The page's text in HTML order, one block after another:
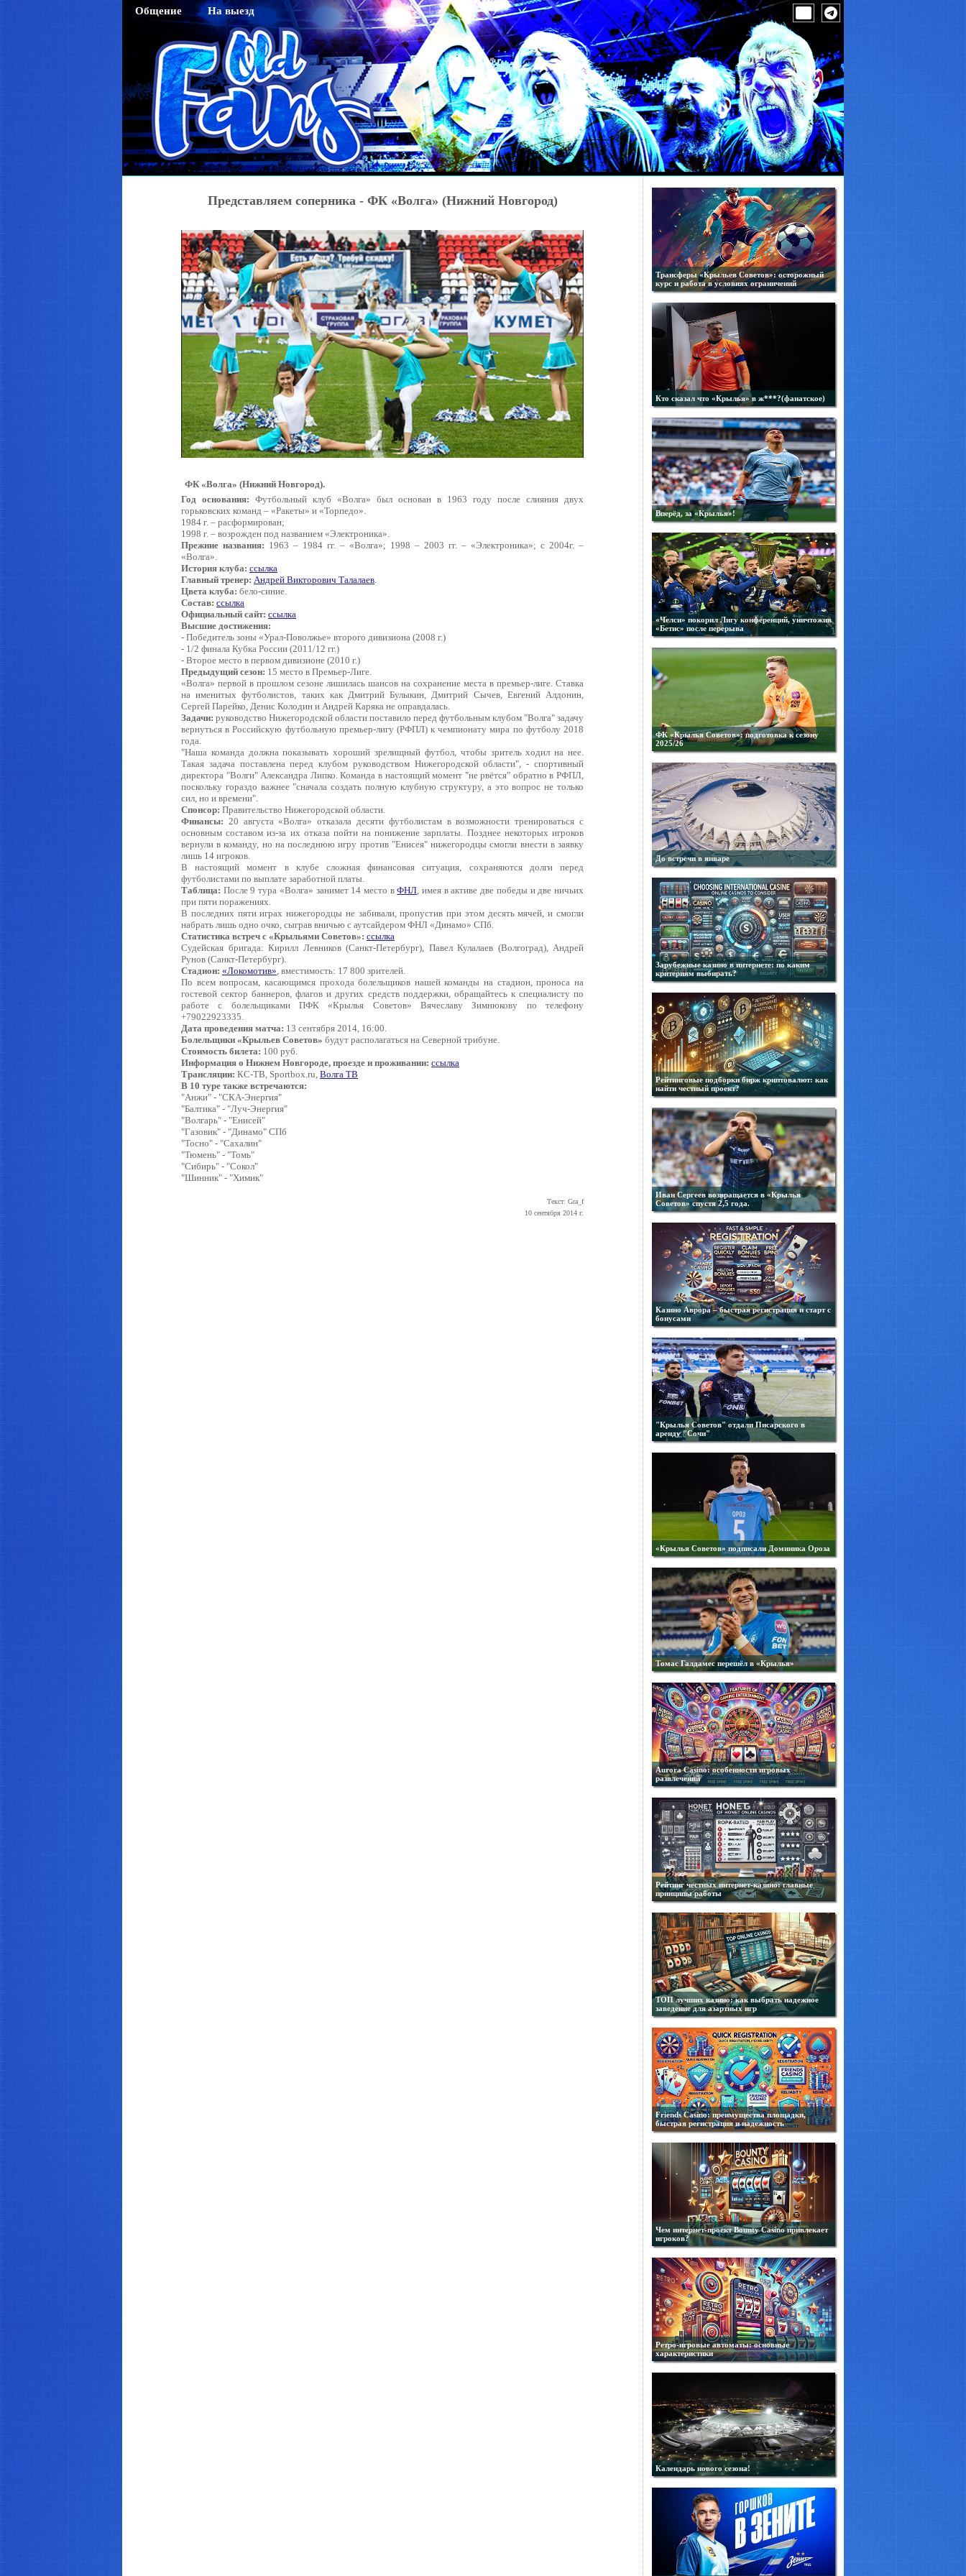
Общение
Гостевая
Регистрация
Активация кода sms
Смена пароля
Редактирование профайла
На выезд
Саратов
Тихвин
Новосибирск
Махачкала
Нижний Новгород
Оренбург
Хабаровск
Томск
Тюмень
Ярославль
Калининград
Астрахань
Представляем соперника - ФК «Волга» (Нижний Новгород)
ФК «Волга» (Нижний Новгород).
Год основания: Футбольный клуб «Волга» был основан в 1963 году после слияния двух
горьковских команд – «Ракеты» и «Торпедо».
1984 г. – расформирован;
1998 г. – возрожден под названием «Электроника».
Прежние названия: 1963 – 1984 гг. – «Волга»; 1998 – 2003 гг. – «Электроника»; с 2004г. –
«Волга».
История клуба: ссылка
Главный тренер: Андрей Викторович Талалаев
Цвета клуба: бело-синие.
Состав: ссылка
Официальный сайт: ссылка
Высшие достижения:
- Победитель зоны «Урал-Поволжье» второго дивизиона (2008 г.)
- 1/2 финала Кубка России (2011/12 гг.)
- Второе место в первом дивизионе (2010 г.)
Предыдущий сезон: 15 место в Премьер-Лиге.
«Волга» первой в прошлом сезоне лишилась шансов на сохранение места в премьер-лиге. Ставка
на именитых футболистов, таких как Дмитрий Булыкин, Дмитрий Сычев, Евгений Алдонин,
Сергей Парейко, Денис Колодин и Андрей Каряка не оправдалась.
Задачи: руководство Нижегородской области поставило перед футбольным клубом "Волга" задачу
вернуться в Российскую футбольную премьер-лигу (РФПЛ) к чемпионату мира по футболу 2018
года.
"Наша команда должна показывать хороший зрелищный футбол, чтобы зритель ходил на нее.
Такая задача поставлена перед клубом руководством Нижегородской области", - спортивный
директора "Волги" Александра Липко. Команда в настоящий момент "не рвётся" обратно в РФПЛ,
поскольку гораздо важнее "сначала создать полную клубную структуру, а это вопрос не только
сил, но и времени".
Спонсор: Правительство Нижегородской области.
Финансы: 20 августа «Волга» отказала десяти футболистам в возможности тренироваться с
основным составом из-за их отказа пойти на понижение зарплаты. Позднее некоторых игроков
вернули в команду, но на последнюю игру против "Енисея" нижегородцы смогли внести в заявку
лишь 14 игроков.
В настоящий момент в клубе сложная финансовая ситуация, сохраняются долги перед
футболистами по выплате заработной платы.
Таблица: После 9 тура «Волга» занимет 14 место вФНЛ , имея в активе две победы и две ничьих
при пяти поражениях.
В последних пяти играх нижегородцы не забивали, пропустив при этом десять мячей, и смогли
набрать лишь одно очко, сыграв вничью с аутсайдером ФНЛ «Динамо» СПб.
Статистика встреч с «Крыльями Советов»: ссылка
Судейская бригада: Кирилл Левников (Санкт-Петербург), Павел Кулалаев (Волгоград), Андрей
Рунов (Санкт-Петербург).
Стадион: «Локомотив» , вместимость: 17 800 зрителей.
По всем вопросам, касающимся прохода болельщиков нашей команды на стадион, проноса на
гостевой сектор баннеров, флагов и других средств поддержки, обращайтесь к специалисту по
работе с болельщиками ПФК «Крылья Советов» Вячеславу Зимнюкову по телефону
+79022923335.
Дата проведения матча: 13 сентября 2014, 16:00.
Болельщики «Крыльев Советов» будут располагаться на Северной трибуне.
Стоимость билета: 100 руб.
Информация о Нижнем Новгороде, проезде и проживании: ссылка
Трансляции: КС-ТВ, Sportbox.ru, Волга ТВ
В 10 туре также встречаются:
"Анжи" - "СКА-Энергия"
"Балтика" - "Луч-Энергия"
"Волгарь" - "Енисей"
"Газовик" - "Динамо" СПб
"Тосно" - "Сахалин"
"Тюмень" - "Томь"
"Сибирь" - "Сокол"
"Шинник" - "Химик"
Текст: Gra_f
10 сентября 2014 г.
Трансферы «Крыльев Советов»: осторожный
курс и работа в условиях ограничений
Кто сказал что «Крылья» в ж***?(фанатское)
Вперёд, за «Крылья»!
«Челси» покорил Лигу конференций, уничтожив
«Бетис» после перерыва
ФК «Крылья Советов»: подготовка к сезону
2025/26
До встречи в январе
Зарубежные казино в интернете: по каким
критериям выбирать?
Рейтинговые подборки бирж криптовалют: как
найти честный проект?
Иван Сергеев возвращается в «Крылья
Советов» спустя 2,5 года.
Казино Аврора – быстрая регистрация и старт с
бонусами
"Крылья Советов" отдали Писарского в
аренду "Сочи"
«Крылья Советов» подписали Доминика Ороза
Томас Галдамес перешёл в «Крылья»
Aurora Casino: особенности игровых
развлечений
Рейтинг честных интернет-казино: главные
принципы работы
ТОП лучших казино: как выбрать надежное
заведение для азартных игр
Friends Casino: преимущества площадки,
быстрая регистрация и надежность
Чем интернет-проект Bounty Casino привлекает
игроков?
Ретро-игровые автоматы: основные
характеристики
Календарь нового сезона!